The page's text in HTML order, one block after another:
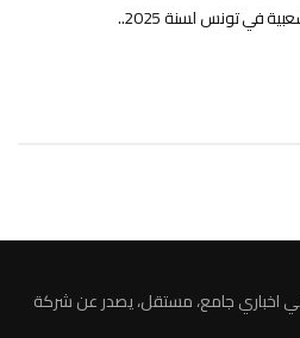
في تونس لسنة 2025..
اخباري جامع، مستقل، يصدر عن شركة